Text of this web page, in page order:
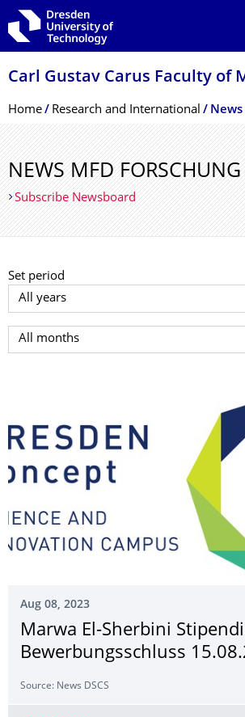
Skip to main navigation
Skip to search
Skip to content
Carl Gustav Carus Faculty of
Breadcrumb Menu
Home Research and International News
NEWS MFD FORSCHUNG
Subscribe Newsboard
Set period
Select year
Select month
Aug 08, 2023
Marwa El-Sherbini
Bewerbungsschluss
Source: News DSCS